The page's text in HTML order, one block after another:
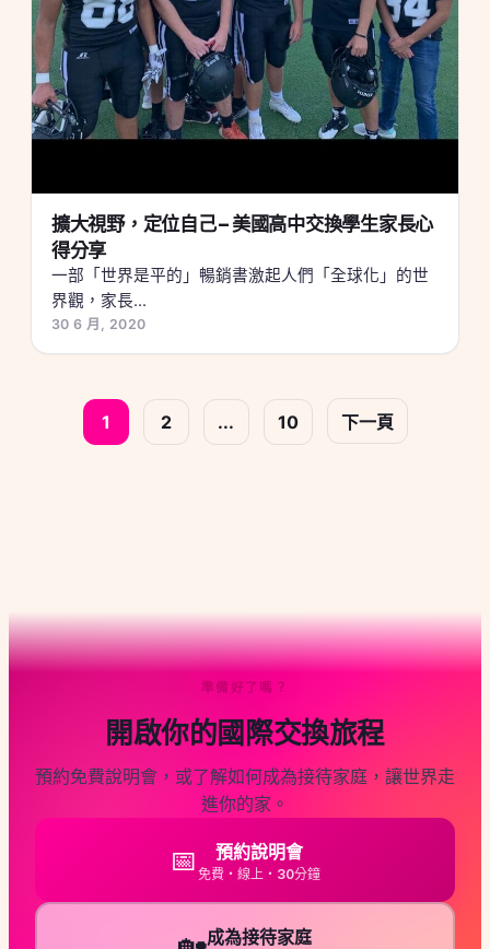
擴大視野，定位自己 – 美國高中交換學生家長心
得分享
一部「世界是平的」暢銷書激起人們「全球化」的世
界觀，家長...
30 6 月, 2020
1 2 ... 10 下一頁
準備好了嗎？
開啟你的國際交換旅程
預約免費說明會，或了解如何成為接待家庭，讓世界走
進你的家。
📅 預約說明會
免費・線上・30分鐘
成為接待家庭